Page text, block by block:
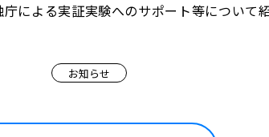
による実証実験へのサポート等について
お知らせ